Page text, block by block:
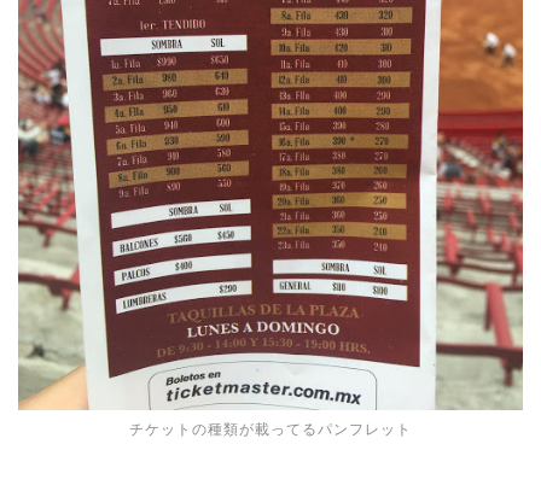
チケットの種類が載ってるパンフレット